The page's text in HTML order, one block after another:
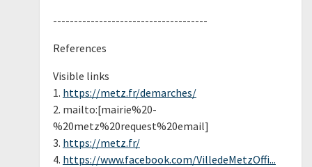
-------------------------------------
References
Visible links
1. https://metz.fr/demarches/
2. mailto:[mairie%20-
%20metz%20request%20email]
3. https://metz.fr/
4. https://www.facebook.com/VilledeMetzOffi...